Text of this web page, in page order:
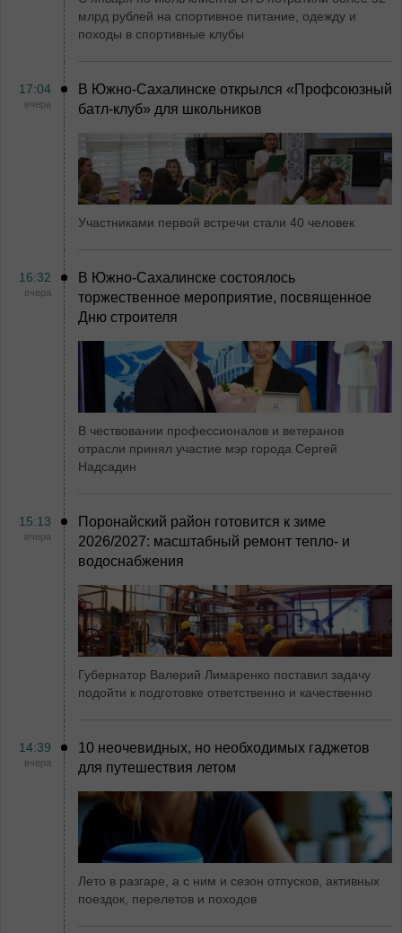
млрд рублей на спортивное питание, одежду и
походы в спортивные клубы
17:04
вчера
В Южно-Сахалинске открылся «Профсоюзный
батл-клуб» для школьников
Участниками первой встречи стали 40 человек
16:32
вчера
В Южно-Сахалинске состоялось
торжественное мероприятие, посвященное
Дню строителя
В чествовании профессионалов и ветеранов
отрасли принял участие мэр города Сергей
Надсадин
15:13
вчера
Поронайский район готовится к зиме
2026/2027: масштабный ремонт тепло- и
водоснабжения
Губернатор Валерий Лимаренко поставил задачу
подойти к подготовке ответственно и качественно
14:39
вчера
10 неочевидных, но необходимых гаджетов
для путешествия летом
Лето в разгаре, а с ним и сезон отпусков, активных
поездок, перелетов и походов